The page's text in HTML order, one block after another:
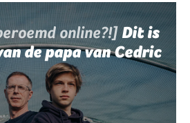
online?!] Dit is
de papa van Cedric